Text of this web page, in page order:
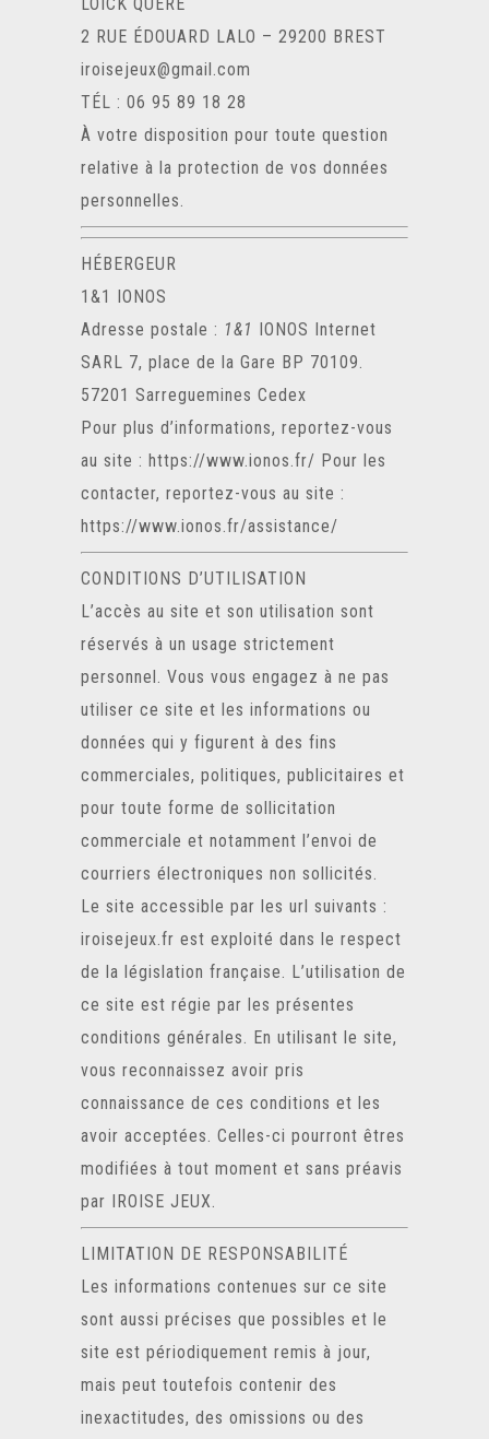
2 RUE ÉDOUARD LALO – 29200 BREST
iroisejeux@gmail.com
TÉL : 06 95 89 18 28
À votre disposition pour toute question
relative à la protection de vos données
personnelles.
HÉBERGEUR
1&1 IONOS
Adresse postale : 1&1 IONOS Internet
SARL 7, place de la Gare BP 70109.
57201 Sarreguemines Cedex
Pour plus d’informations, reportez-vous
au site : https://www.ionos.fr/ Pour les
contacter, reportez-vous au site :
https://www.ionos.fr/assistance/
CONDITIONS D’UTILISATION
L’accès au site et son utilisation sont
réservés à un usage strictement
personnel. Vous vous engagez à ne pas
utiliser ce site et les informations ou
données qui y figurent à des fins
commerciales, politiques, publicitaires et
pour toute forme de sollicitation
commerciale et notamment l’envoi de
courriers électroniques non sollicités.
Le site accessible par les url suivants :
iroisejeux.fr est exploité dans le respect
de la législation française. L’utilisation de
ce site est régie par les présentes
conditions générales. En utilisant le site,
vous reconnaissez avoir pris
connaissance de ces conditions et les
avoir acceptées. Celles-ci pourront êtres
modifiées à tout moment et sans préavis
par IROISE JEUX.
LIMITATION DE RESPONSABILITÉ
Les informations contenues sur ce site
sont aussi précises que possibles et le
site est périodiquement remis à jour,
mais peut toutefois contenir des
inexactitudes, des omissions ou des